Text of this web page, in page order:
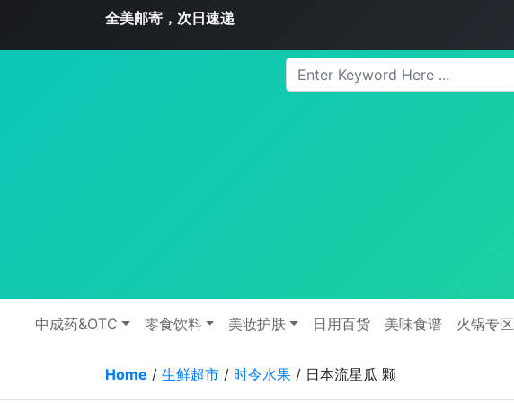
全美邮寄，次日速递
中成药&OTC 零食饮料 美妆护肤 日用百货 美味食谱 火锅专区
Home / 生鲜超市 / 时令水果 / 日本流星瓜 颗